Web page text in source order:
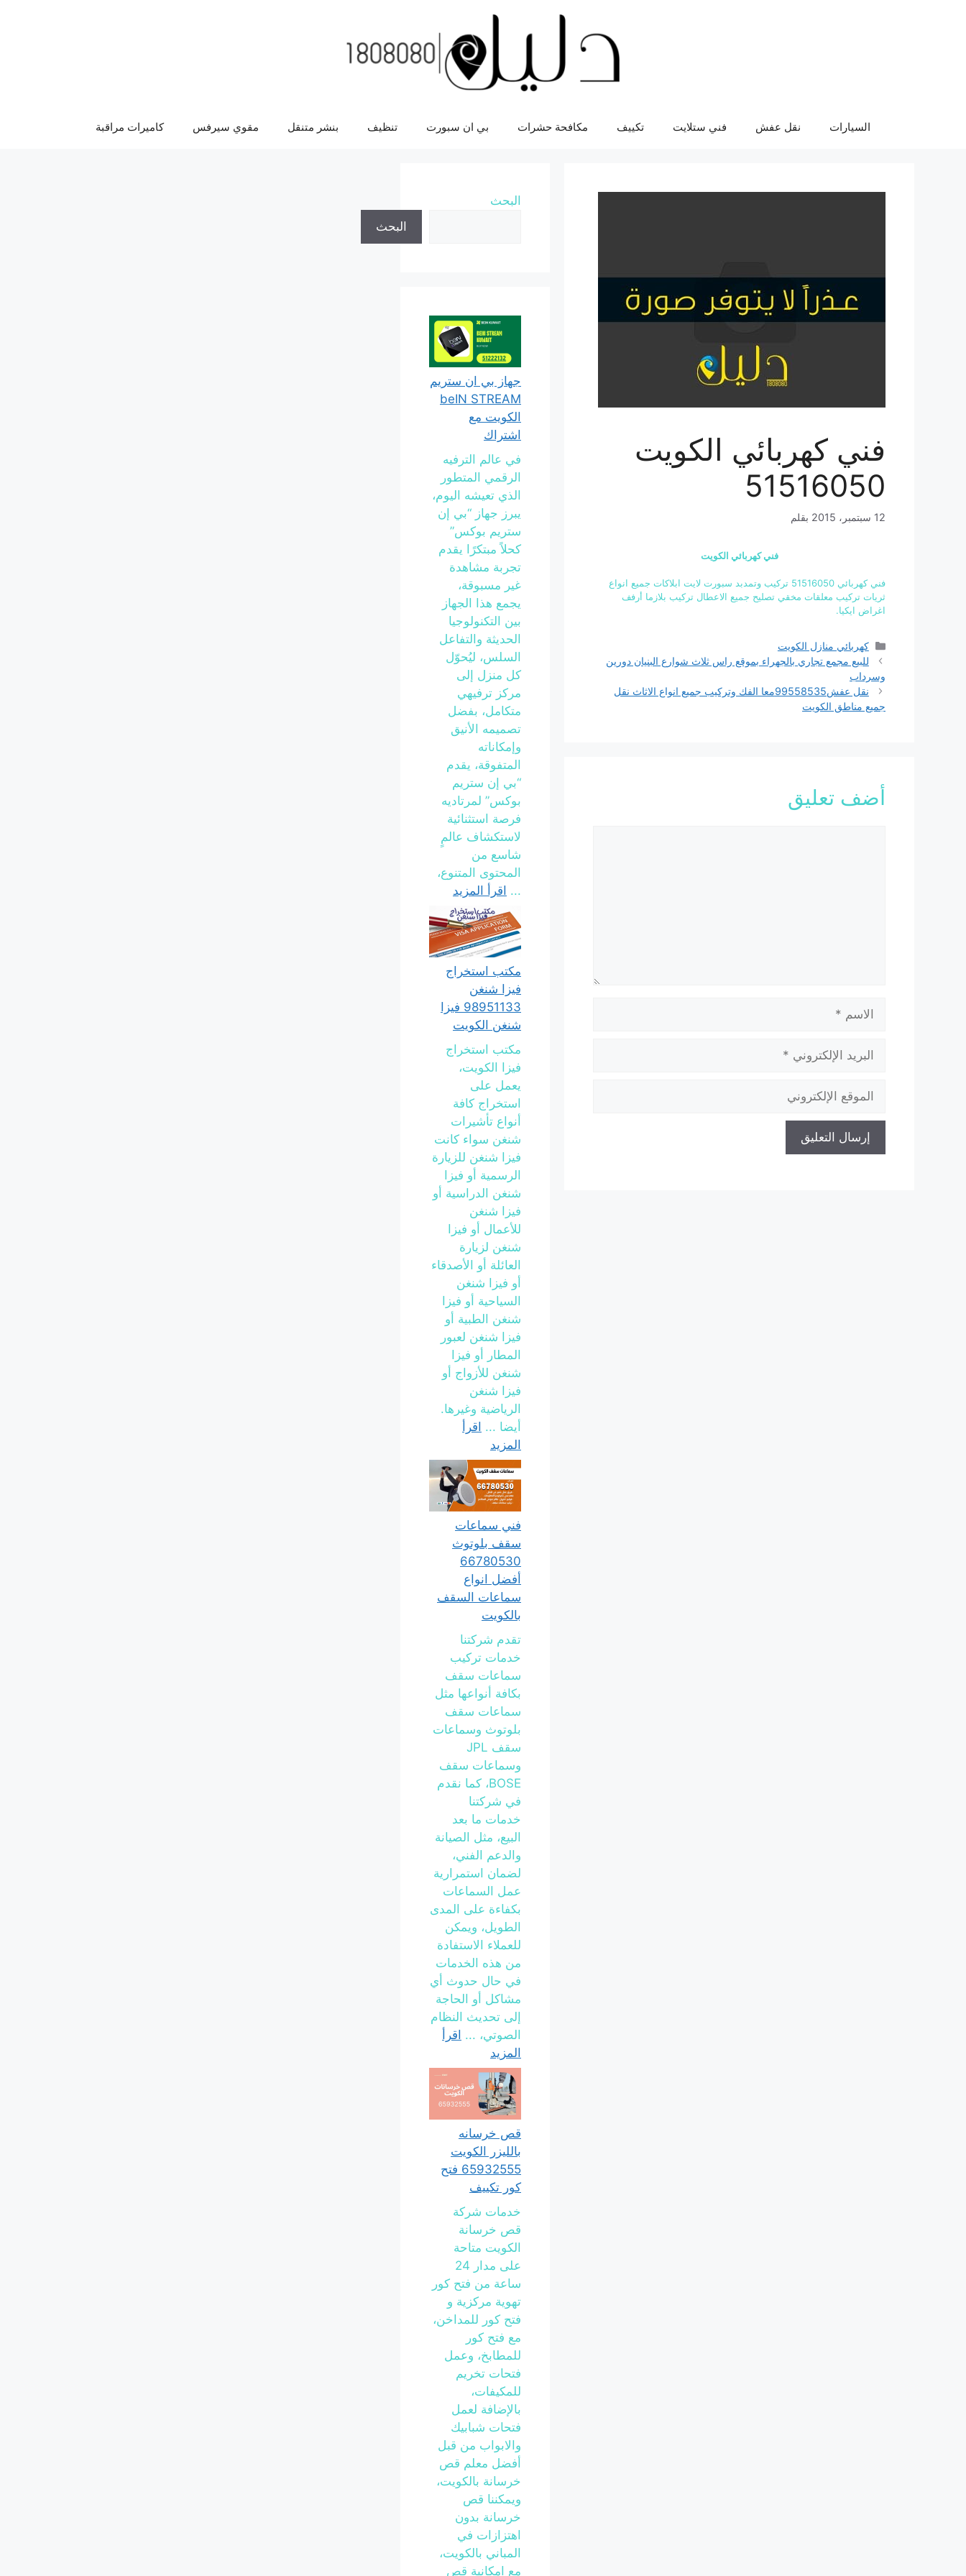
السيارات نقل عفش فني ستلايت تكييف مكافحة حشرات بي ان سبورت تنظيف بنشر متنقل مقوي سيرفس كاميرات مراقبة
فني كهربائي الكويت
51516050
12 سبتمبر، 2015 بقلم
فني كهربائي الكويت
فني كهربائي 51516050 تركيب وتمدبد سبورت لايت ابلاكات جميع انواع
ثريات تركيب معلقات مخقي تصليح جميع الاعطال تركيب بلازما أرفف
اغراض ايكيا.
التصنيفات
كهربائي منازل الكويت
للبيع مجمع تجاري بالجهراء بموقع راس ثلاث شوارع البنيان دورين
وسرداب
نقل عفش99558535معا الفك وتركيب جميع انواع الاثاث نقل
جميع مناطق الكويت
أضف تعليق
الإلكتروني
الإلكتروني
البحث
البحث
جهاز بي ان ستريم
beIN STREAM
الكويت مع
اشتراك
في عالم الترفيه
الرقمي المتطور
الذي تعيشه اليوم،
يبرز جهاز “بي إن
ستريم بوكس”
كحلاً مبتكرًا يقدم
تجربة مشاهدة
غير مسبوقة،
يجمع هذا الجهاز
بين التكنولوجيا
الحديثة والتفاعل
السلس، ليُحوّل
كل منزل إلى
مركز ترفيهي
متكامل، بفضل
تصميمه الأنيق
وإمكاناته
المتفوقة، يقدم
“بي إن ستريم
بوكس” لمرتاديه
فرصة استثنائية
لاستكشاف عالمٍ
شاسع من
المحتوى المتنوع،
... اقرأ المزيد
مكتب استخراج
فيزا شنغن
98951133 فيزا
شنغن الكويت
مكتب استخراج
فيزا الكويت،
يعمل على
استخراج كافة
أنواع تأشيرات
شنغن سواء كانت
فيزا شنغن للزيارة
الرسمية أو فيزا
شنغن الدراسية أو
فيزا شنغن
للأعمال أو فيزا
شنغن لزيارة
العائلة أو الأصدقاء
أو فيزا شنغن
السياحية أو فيزا
شنغن الطبية أو
فيزا شنغن لعبور
المطار أو فيزا
شنغن للأزواج أو
فيزا شنغن
الرياضية وغيرها.
أيضا ... اقرأ
المزيد
فني سماعات
سقف بلوتوث
66780530
أفضل انواع
سماعات السقف
بالكويت
تقدم شركتنا
خدمات تركيب
سماعات سقف
بكافة أنواعها مثل
سماعات سقف
بلوتوث وسماعات
سقف JPL
وسماعات سقف
BOSE، كما نقدم
في شركتنا
خدمات ما بعد
البيع، مثل الصيانة
والدعم الفني،
لضمان استمرارية
عمل السماعات
بكفاءة على المدى
الطويل، ويمكن
للعملاء الاستفادة
من هذه الخدمات
في حال حدوث أي
مشاكل أو الحاجة
إلى تحديث النظام
الصوتي، ... اقرأ
المزيد
قص خرسانه
بالليزر الكويت
65932555 فتح
كور تكييف
خدمات شركة
قص خرسانة
الكويت متاحة
على مدار 24
ساعة من فتح كور
تهوية مركزية و
فتح كور للمداخن،
مع فتح كور
للمطابخ، وعمل
فتحات تخريم
للمكيفات،
بالإضافة لعمل
فتحات شبابيك
والابواب من قبل
أفضل معلم قص
خرسانة بالكويت،
ويمكننا قص
خرسانة بدون
اهتزازات في
المباني بالكويت،
مع امكانية قص